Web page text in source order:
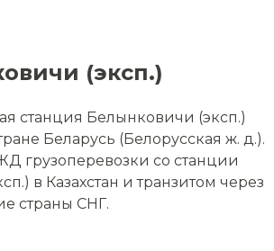
(эксп.)
станция Белынковичи (эксп.)
Беларусь (Белорусская ж. д.).
грузоперевозки со станции
в Казахстан и транзитом через
страны СНГ.